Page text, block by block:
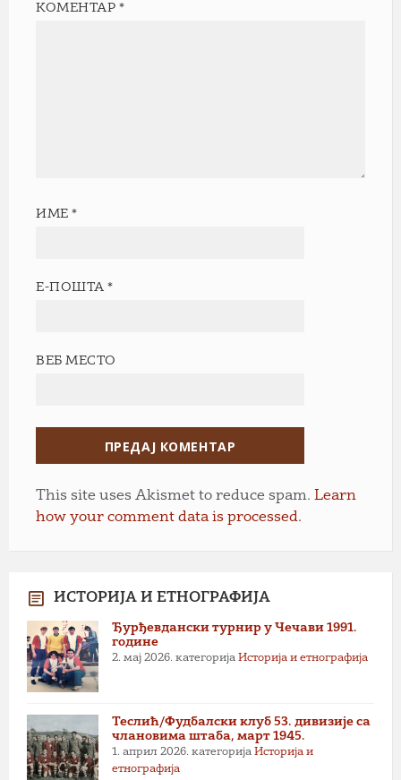
КОМЕНТАР*
ИМЕ*
Е-ПОШТА*
ВЕБ МЕСТО
This site uses Akismet to reduce spam. Learn
how your comment data is processed.
ИСТОРИЈА И ЕТНОГРАФИЈА
Ђурђевдански турнир у Чечави 1991.
године
2. мај 2026. категорија Историја и етнографија
Теслић/Фудбалски клуб 53. дивизије са
члановима штаба, март 1945.
1. април 2026. категорија Историја и
етнографија